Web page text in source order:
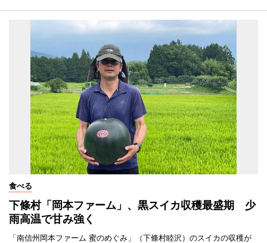
食べる
下條村「岡本ファーム」、黒スイカ収穫最盛期 少
雨高温で甘み強く
「南信州岡本ファーム 蜜のめぐみ」（下條村睦沢）のスイカの収穫が